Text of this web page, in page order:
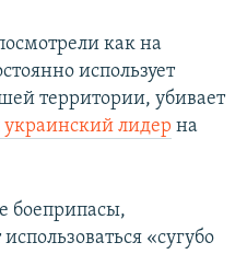
как на
использует
территории, убивает
украинский лидер на
боеприпасы,
«сугубо